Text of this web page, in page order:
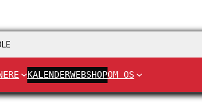
KALENDERWEBSHOPOM OS